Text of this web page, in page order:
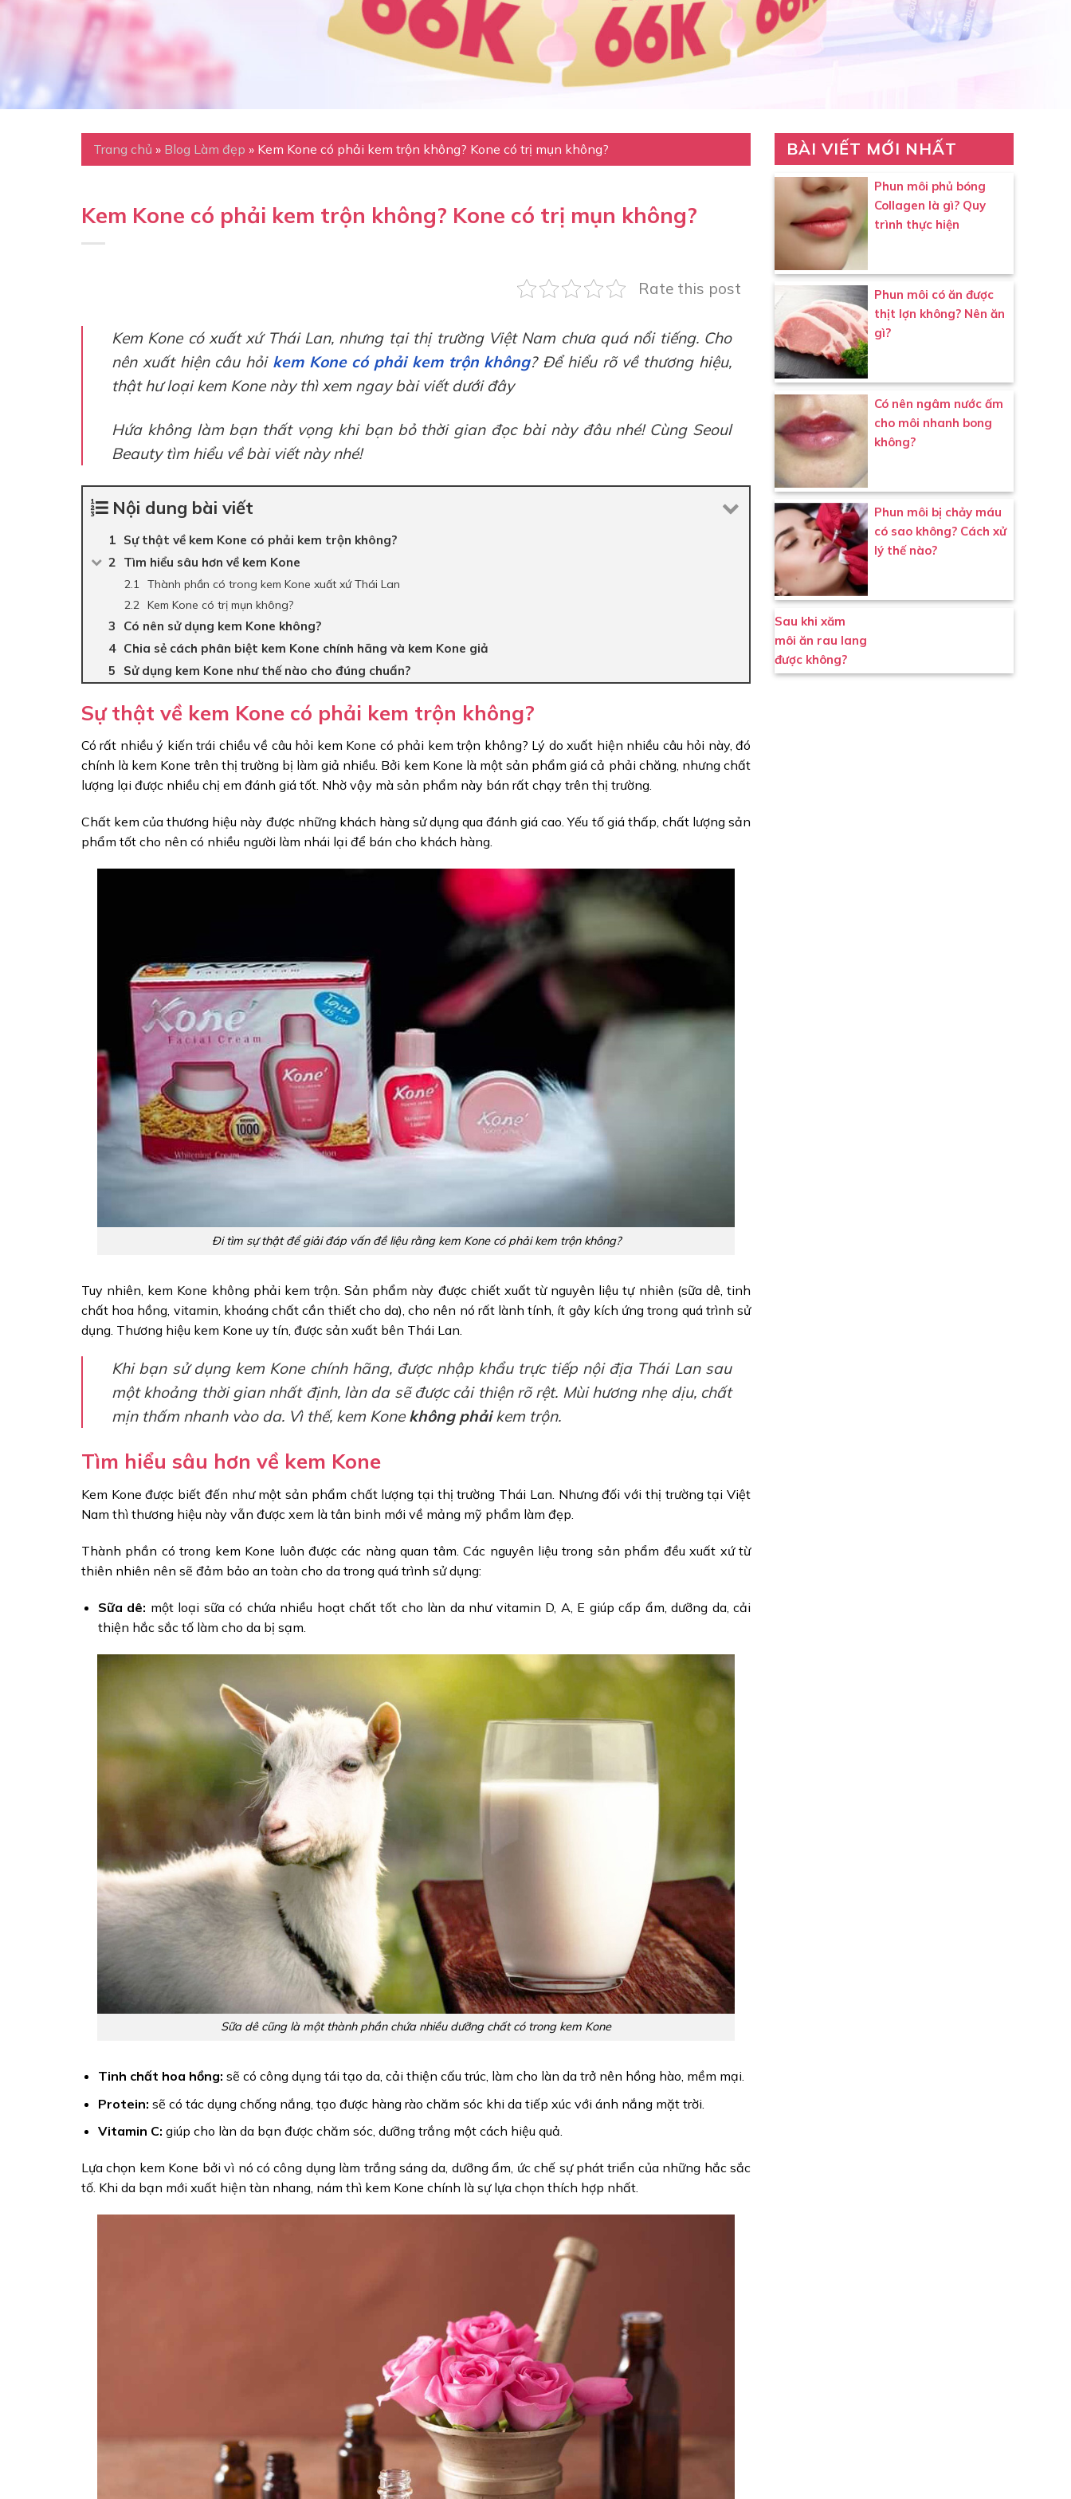
Trang chủ » Blog Làm đẹp » Kem Kone có phải kem trộn không? Kone có trị mụn không?
Kem Kone có phải kem trộn không? Kone có trị mụn không?
Rate this post
Kem Kone có xuất xứ Thái Lan, nhưng tại thị trường Việt Nam chưa quá nổi tiếng. Cho
nên xuất hiện câu hỏi kem Kone có phải kem trộn không? Để hiểu rõ về thương hiệu,
thật hư loại kem Kone này thì xem ngay bài viết dưới đây
Hứa không làm bạn thất vọng khi bạn bỏ thời gian đọc bài này đâu nhé! Cùng Seoul
Beauty tìm hiểu về bài viết này nhé!
Nội dung bài viết
Sự thật về kem Kone có phải kem trộn không?
Tìm hiểu sâu hơn về kem Kone
Thành phần có trong kem Kone xuất xứ Thái Lan
Kem Kone có trị mụn không?
Có nên sử dụng kem Kone không?
Chia sẻ cách phân biệt kem Kone chính hãng và kem Kone giả
Sử dụng kem Kone như thế nào cho đúng chuẩn?
Sự thật về kem Kone có phải kem trộn không?
Có rất nhiều ý kiến trái chiều về câu hỏi kem Kone có phải kem trộn không? Lý do xuất hiện nhiều câu hỏi này, đó
chính là kem Kone trên thị trường bị làm giả nhiều. Bởi kem Kone là một sản phẩm giá cả phải chăng, nhưng chất
lượng lại được nhiều chị em đánh giá tốt. Nhờ vậy mà sản phẩm này bán rất chạy trên thị trường.
Chất kem của thương hiệu này được những khách hàng sử dụng qua đánh giá cao. Yếu tố giá thấp, chất lượng sản
phẩm tốt cho nên có nhiều người làm nhái lại để bán cho khách hàng.
Đi tìm sự thật để giải đáp vấn đề liệu rằng kem Kone có phải kem trộn không?
Tuy nhiên, kem Kone không phải kem trộn. Sản phẩm này được chiết xuất từ nguyên liệu tự nhiên (sữa dê, tinh
chất hoa hồng, vitamin, khoáng chất cần thiết cho da), cho nên nó rất lành tính, ít gây kích ứng trong quá trình sử
dụng. Thương hiệu kem Kone uy tín, được sản xuất bên Thái Lan.
Khi bạn sử dụng kem Kone chính hãng, được nhập khẩu trực tiếp nội địa Thái Lan sau
một khoảng thời gian nhất định, làn da sẽ được cải thiện rõ rệt. Mùi hương nhẹ dịu, chất
mịn thấm nhanh vào da. Vì thế, kem Kone không phảikem trộn.
Tìm hiểu sâu hơn về kem Kone
Kem Kone được biết đến như một sản phẩm chất lượng tại thị trường Thái Lan. Nhưng đối với thị trường tại Việt
Nam thì thương hiệu này vẫn được xem là tân binh mới về mảng mỹ phẩm làm đẹp.
Thành phần có trong kem Kone luôn được các nàng quan tâm. Các nguyên liệu trong sản phẩm đều xuất xứ từ
thiên nhiên nên sẽ đảm bảo an toàn cho da trong quá trình sử dụng:
Sữa dê: một loại sữa có chứa nhiều hoạt chất tốt cho làn da như vitamin D, A, E giúp cấp ẩm, dưỡng da, cải
thiện hắc sắc tố làm cho da bị sạm.
Sữa dê cũng là một thành phần chứa nhiều dưỡng chất có trong kem Kone
Tinh chất hoa hồng: sẽ có công dụng tái tạo da, cải thiện cấu trúc, làm cho làn da trở nên hồng hào, mềm mại.
Protein: sẽ có tác dụng chống nắng, tạo được hàng rào chăm sóc khi da tiếp xúc với ánh nắng mặt trời.
Vitamin C: giúp cho làn da bạn được chăm sóc, dưỡng trắng một cách hiệu quả.
Lựa chọn kem Kone bởi vì nó có công dụng làm trắng sáng da, dưỡng ẩm, ức chế sự phát triển của những hắc sắc
tố. Khi da bạn mới xuất hiện tàn nhang, nám thì kem Kone chính là sự lựa chọn thích hợp nhất.
BÀI VIẾT MỚI NHẤT
Phun môi phủ bóng
Collagen là gì? Quy
trình thực hiện
Phun môi có ăn được
thịt lợn không? Nên ăn
gì?
Có nên ngâm nước ấm
cho môi nhanh bong
không?
Phun môi bị chảy máu
có sao không? Cách xử
lý thế nào?
Sau khi xăm
môi ăn rau lang
được không?